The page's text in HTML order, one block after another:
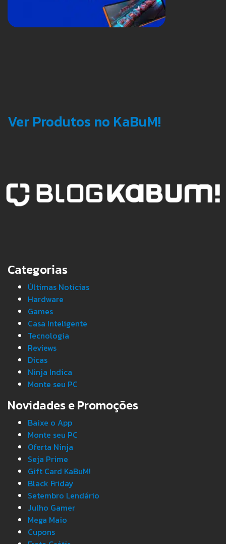
Ver Produtos no KaBuM!
Categorias
Últimas Notícias
Hardware
Games
Casa Inteligente
Tecnologia
Reviews
Dicas
Ninja Indica
Monte seu PC
Novidades e Promoções
Baixe o App
Monte seu PC
Oferta Ninja
Seja Prime
Gift Card KaBuM!
Black Friday
Setembro Lendário
Julho Gamer
Mega Maio
Cupons